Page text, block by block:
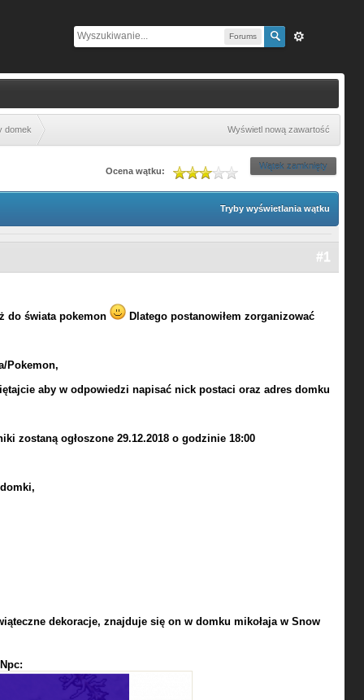
Forums
domek Wyświetl nową zawartość
Wątek zamknięty
Ocena wątku:
Tryby wyświetlania wątku
#1
do świata pokemon Dlatego postanowiłem zorganizować
Pokemon,
aby w odpowiedzi napisać nick postaci oraz adres domku
zostaną ogłoszone 29.12.2018 o godzinie 18:00
dekoracje, znajduje się on w domku mikołaja w Snow